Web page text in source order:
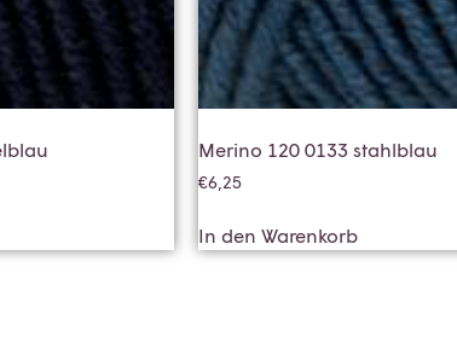
Merino 120 0133 stahlblau
€6,25
In den Warenkorb